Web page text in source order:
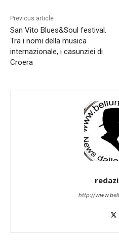
Previous article
San Vito Blues&Soul festival.
Tra i nomi della musica
internazionale, i casunziei di
Croera
http://